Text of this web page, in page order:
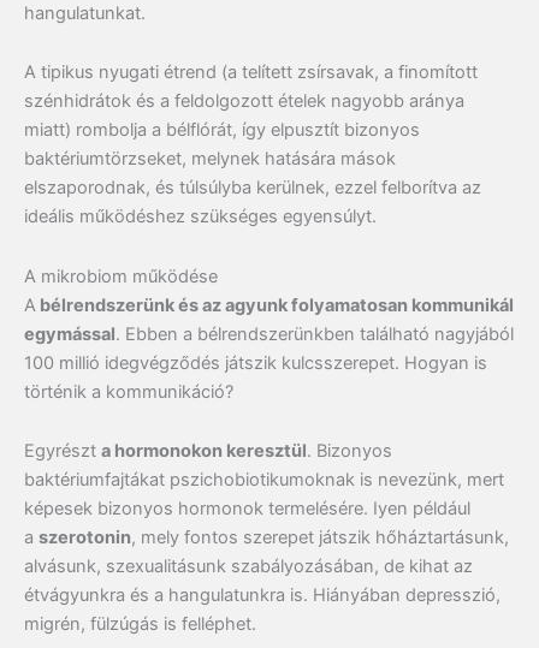
hangulatunkat.
A tipikus nyugati étrend (a telített zsírsavak, a finomított
szénhidrátok és a feldolgozott ételek nagyobb aránya
miatt) rombolja a bélflórát, így elpusztít bizonyos
baktériumtörzseket, melynek hatására mások
elszaporodnak, és túlsúlyba kerülnek, ezzel felborítva az
ideális működéshez szükséges egyensúlyt.
A mikrobiom működése
A bélrendszerünk és az agyunk folyamatosan kommunikál
egymással. Ebben a bélrendszerünkben található nagyjából
100 millió idegvégződés játszik kulcsszerepet. Hogyan is
történik a kommunikáció?
Egyrészt a hormonokon keresztül. Bizonyos
baktériumfajtákat pszichobiotikumoknak is nevezünk, mert
képesek bizonyos hormonok termelésére. Iyen például
a szerotonin, mely fontos szerepet játszik hőháztartásunk,
alvásunk, szexualitásunk szabályozásában, de kihat az
étvágyunkra és a hangulatunkra is. Hiányában depresszió,
migrén, fülzúgás is felléphet.